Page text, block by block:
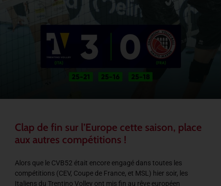
Clap de fin sur l’Europe cette saison, place
aux autres compétitions !
Alors que le CVB52 était encore engagé dans toutes les
compétitions (CEV, Coupe de France, et MSL) hier soir, les
Italiens du Trentino Volley ont mis fin au rêve européen